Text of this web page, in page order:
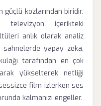
kozlarından biridir.
içerikteki
anlık olarak analiz
sahnelerde yapay zeka,
tarafından en çok
yükselterek netliği
film izlerken ses
kalmanızı engeller.